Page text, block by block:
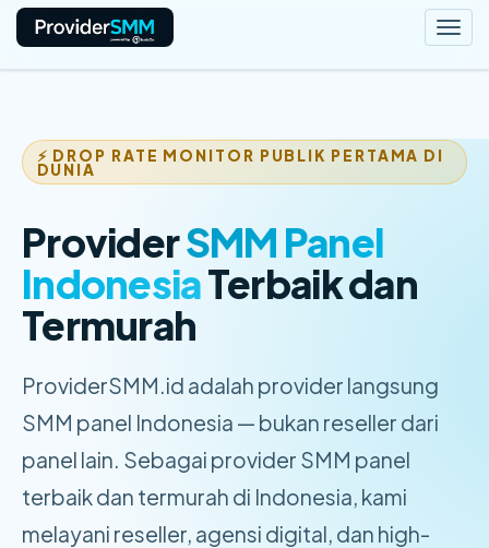
⚡ DROP RATE MONITOR PUBLIK PERTAMA DI
DUNIA
ProviderSMM Panel
IndonesiaTerbaik dan
Termurah
ProviderSMM.id adalah provider langsung
SMM panel Indonesia — bukan reseller dari
panel lain. Sebagai provider SMM panel
terbaik dan termurah di Indonesia, kami
melayani reseller, agensi digital, dan high-